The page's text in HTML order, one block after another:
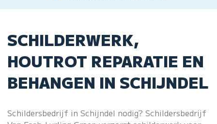
SCHILDERWERK,
HOUTROT REPARATIE EN
BEHANGEN IN SCHIJNDEL
Schildersbedrijf in Schijndel nodig? Schildersbedrijf